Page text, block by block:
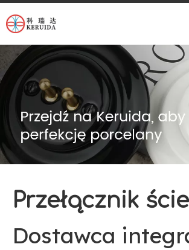
Przełącznik
Dostawca